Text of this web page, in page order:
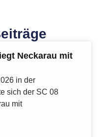
Neckarau mit
in der
sich der SC 08
mit